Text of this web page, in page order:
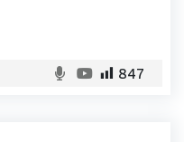
847